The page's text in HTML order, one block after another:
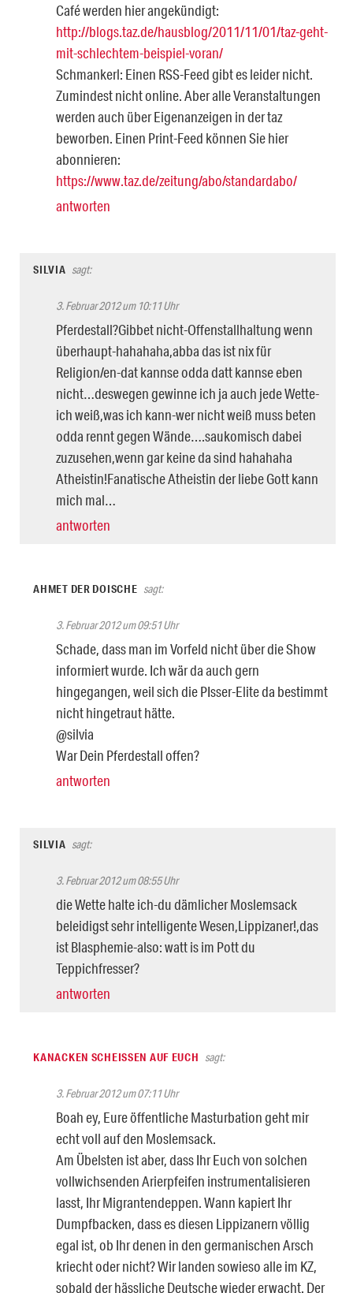
Café werden hier angekündigt:
http://blogs.taz.de/hausblog/2011/11/01/taz-geht-
mit-schlechtem-beispiel-voran/
Schmankerl: Einen RSS-Feed gibt es leider nicht.
Zumindest nicht online. Aber alle Veranstaltungen
werden auch über Eigenanzeigen in der taz
beworben. Einen Print-Feed können Sie hier
abonnieren:
https://www.taz.de/zeitung/abo/standardabo/
antworten
SILVIA sagt:
3. Februar 2012 um 10:11 Uhr
Pferdestall?Gibbet nicht-Offenstallhaltung wenn
überhaupt-hahahaha,abba das ist nix für
Religion/en-dat kannse odda datt kannse eben
nicht…deswegen gewinne ich ja auch jede Wette-
ich weiß,was ich kann-wer nicht weiß muss beten
odda rennt gegen Wände….saukomisch dabei
zuzusehen,wenn gar keine da sind hahahaha
Atheistin!Fanatische Atheistin der liebe Gott kann
mich mal…
antworten
AHMET DER DOISCHE sagt:
3. Februar 2012 um 09:51 Uhr
Schade, dass man im Vorfeld nicht über die Show
informiert wurde. Ich wär da auch gern
hingegangen, weil sich die PIsser-Elite da bestimmt
nicht hingetraut hätte.
@silvia
War Dein Pferdestall offen?
antworten
SILVIA sagt:
3. Februar 2012 um 08:55 Uhr
die Wette halte ich-du dämlicher Moslemsack
beleidigst sehr intelligente Wesen,Lippizaner!,das
ist Blasphemie-also: watt is im Pott du
Teppichfresser?
antworten
KANACKEN SCHEISSEN AUF EUCH sagt:
3. Februar 2012 um 07:11 Uhr
Boah ey, Eure öffentliche Masturbation geht mir
echt voll auf den Moslemsack.
Am Übelsten ist aber, dass Ihr Euch von solchen
vollwichsenden Arierpfeifen instrumentalisieren
lasst, Ihr Migrantendeppen. Wann kapiert Ihr
Dumpfbacken, dass es diesen Lippizanern völlig
egal ist, ob Ihr denen in den germanischen Arsch
kriecht oder nicht? Wir landen sowieso alle im KZ,
sobald der hässliche Deutsche wieder erwacht. Der